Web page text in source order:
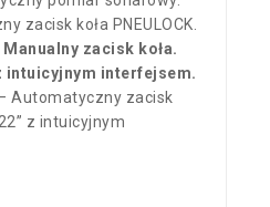
zacisk koła PNEULOCK.
zacisk koła.
intuicyjnym interfejsem.
Automatyczny zacisk
z intuicyjnym